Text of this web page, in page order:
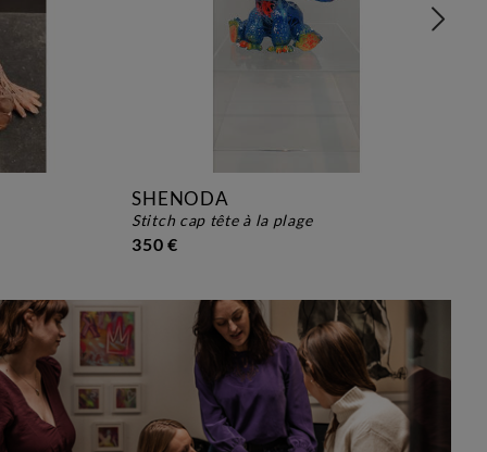
SHENODA
stitch cap tête à la plage
350 €